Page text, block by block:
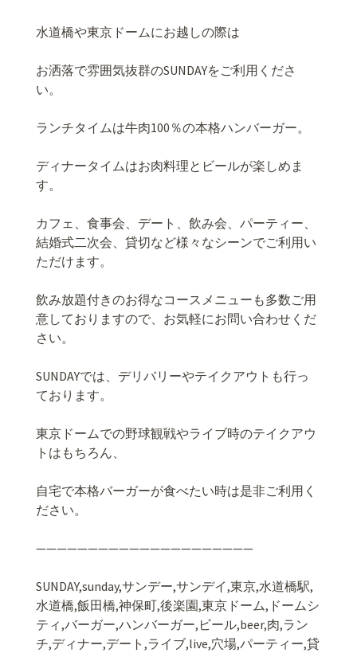
水道橋や東京ドームにお越しの際は
お洒落で雰囲気抜群のSUNDAYをご利用くださ
い。
ランチタイムは牛肉100 ％の本格ハンバーガー。
ディナータイムはお肉料理とビールが楽しめま
す。
カフェ、食事会、デート、飲み会、パーティー、
結婚式二次会、貸切など様々なシーンでご利用い
ただけます。
飲み放題付きのお得なコースメニューも多数ご用
意しておりますので、お気軽にお問い合わせくだ
さい。
SUNDAYでは、デリバリーやテイクアウトも行っ
ております。
東京ドームでの野球観戦やライブ時のテイクアウ
トはもちろん、
自宅で本格バーガーが食べたい時は是非ご利用く
ださい。
—————————————————————
SUNDAY,sunday,サンデー,サンデイ,東京,水道橋駅,
水道橋,飯田橋,神保町,後楽園,東京ドーム, ドームシ
ティ,バーガー,ハンバーガー, ビール,beer,肉,ラン
チ,ディナー,デート ,ライブ,live,穴場,パーティー,貸